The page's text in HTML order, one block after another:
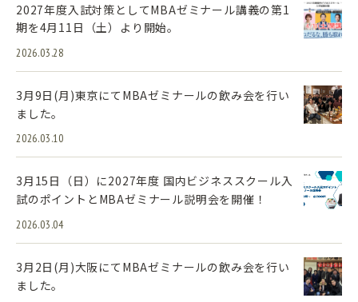
2027年度入試対策としてMBAゼミナール講義の第1
期を4月11日（土）より開始。
2026.03.28
3月9日(月)東京にてMBAゼミナールの飲み会を行い
ました。
2026.03.10
3月15日（日）に2027年度 国内ビジネススクール入
試のポイントとMBAゼミナール説明会を開催！
2026.03.04
3月2日(月)大阪にてMBAゼミナールの飲み会を行い
ました。